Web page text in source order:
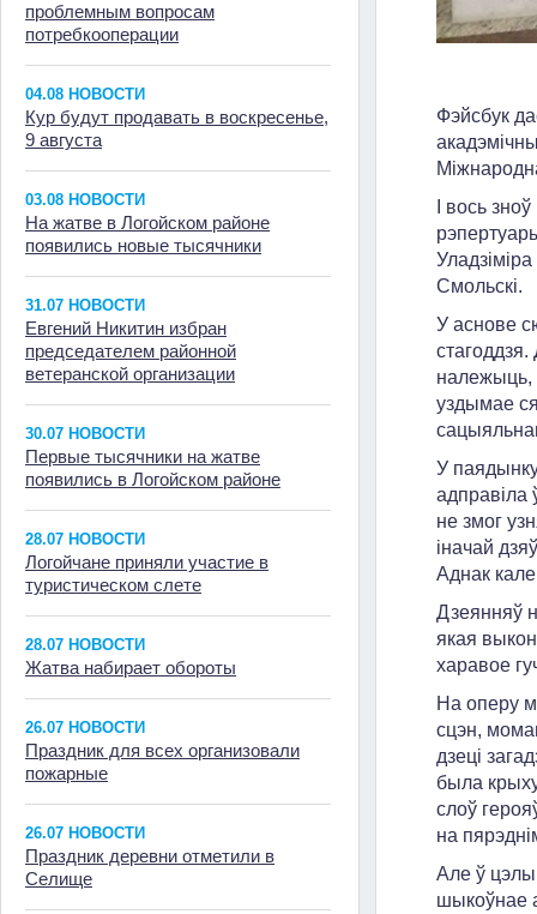
проблемным вопросам
потребкооперации
04.08 НОВОСТИ
Кур будут продавать в воскресенье,
9 августа
03.08 НОВОСТИ
На жатве в Логойском районе
появились новые тысячники
31.07 НОВОСТИ
Евгений Никитин избран
председателем районной
ветеранской организации
30.07 НОВОСТИ
Первые тысячники на жатве
появились в Логойском районе
28.07 НОВОСТИ
Логойчане приняли участие в
туристическом слете
28.07 НОВОСТИ
Жатва набирает обороты
26.07 НОВОСТИ
Праздник для всех организовали
пожарные
26.07 НОВОСТИ
Праздник деревни отметили в
Селище
Фэйсбук
І вось
Смольскі.
У аснове
належыць,
уздымае
У
адправіла
не змог
іначай
Аднак
Дзеянняў
якая
харавое
На оперу
сцэн,
дзеці
была
слоў
на
Але ў
шыкоўнае